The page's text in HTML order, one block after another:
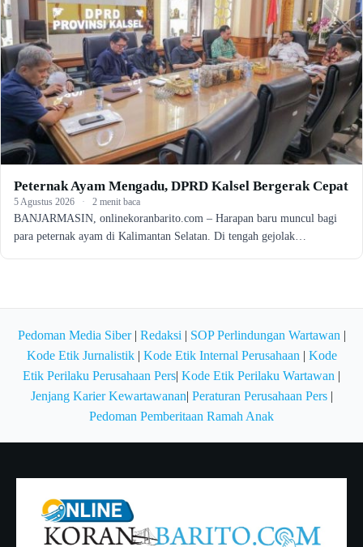
Peternak Ayam Mengadu, DPRD Kalsel Bergerak Cepat
5 Agustus 2026 · 2 menit baca
BANJARMASIN, onlinekoranbarito.com – Harapan baru muncul bagi
para peternak ayam di Kalimantan Selatan. Di tengah gejolak…
Pedoman Media Siber| Redaksi | SOP Perlindungan Wartawan |
Kode Etik Jurnalistik| Kode Etik Internal Perusahaan | Kode
Etik Perilaku Perusahaan Pers| Kode Etik Perilaku Wartawan |
Jenjang Karier Kewartawanan| Peraturan Perusahaan Pers|
Pedoman Pemberitaan Ramah Anak